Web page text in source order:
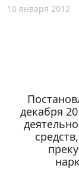
10 января 2012
декабря